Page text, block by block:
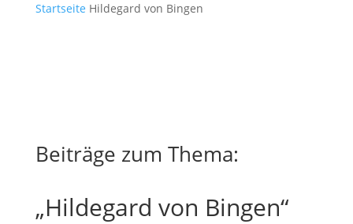
Startseite Hildegard von Bingen
Beiträge zum Thema:
„Hildegard von Bingen“